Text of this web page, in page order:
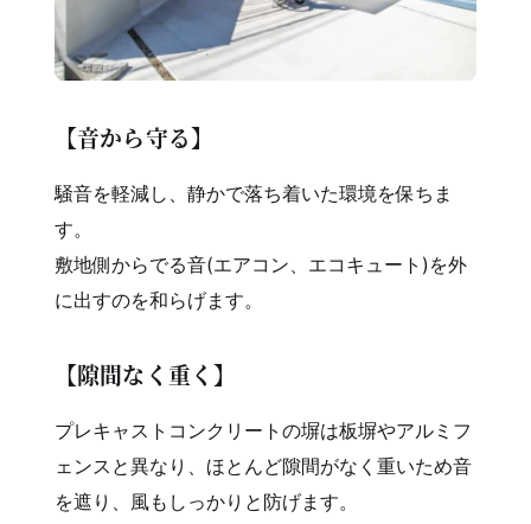
【音から守る】
騒音を軽減し、静かで落ち着いた環境を保ちま
す。
敷地側からでる音(エアコン、エコキュート)を外
に出すのを和らげます。
【隙間なく重く】
プレキャストコンクリートの塀は板塀やアルミフ
ェンスと異なり、ほとんど隙間がなく重いため音
を遮り、風もしっかりと防げます。